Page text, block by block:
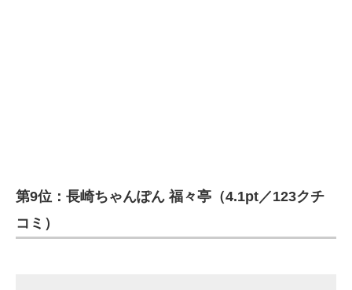
第9位：長崎ちゃんぽん 福々亭（4.1pt／123クチ
コミ）